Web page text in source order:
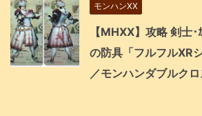
モンハンXX
【MHXX】攻略 剣士
の防具「フルフルXR
／モンハンダブルクロ